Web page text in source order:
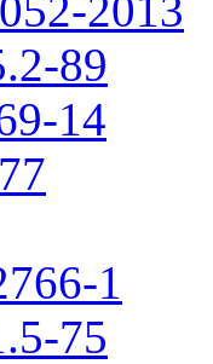
89
14
1
75